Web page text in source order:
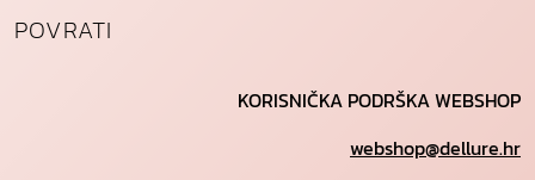
POVRATI
KORISNIČKA PODRŠKA WEBSHOP
webshop@dellure.hr